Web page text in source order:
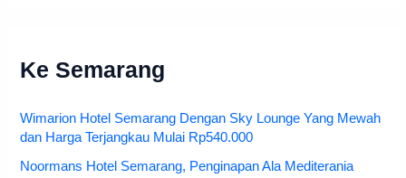
Ke Semarang
Wimarion Hotel Semarang Dengan Sky Lounge Yang Mewah
dan Harga Terjangkau Mulai Rp540.000
Noormans Hotel Semarang, Penginapan Ala Mediterania